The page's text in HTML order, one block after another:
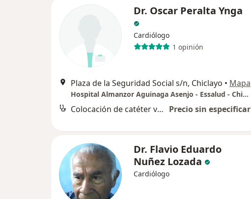
Dr. Oscar Peralta Ynga
Cardiólogo
1 opinión
Plaza de la Seguridad Social s/n, Chiclayo • Mapa
Hospital Almanzor Aguinaga Asenjo - Essalud - Chiclayo
Colocación de catéter venoso Precio sin especificar
Dr. Flavio Eduardo
Nuñez Lozada
Cardiólogo